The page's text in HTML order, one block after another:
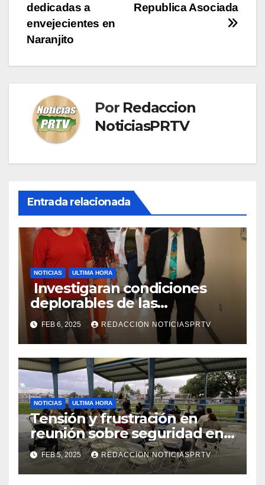
entradas Republica Asociada
dedicadas a
envejecientes en
Naranjito
Por Redaccion
NoticiasPRTV
Entrada relacionada
NOTICIAS ULTIMA HORA
Investigaran condiciones
deplorables de las
facilidades el Departamento
de la Salud en Mayagüez
FEB 6, 2025 REDACCION NOTICIASPRTV
NOTICIAS ULTIMA HORA
Tensión y frustración en
reunión sobre seguridad en
Reparto Metropolitano
FEB 5, 2025 REDACCION NOTICIASPRTV